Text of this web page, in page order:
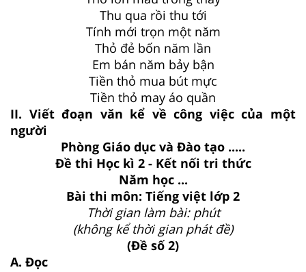
Thu qua rồi thu tới
Tính mới trọn một năm
Thỏ đẻ bốn năm lần
Em bán năm bảy bận
Tiền thỏ mua bút mực
Tiền thỏ may áo quần
II. Viết đoạn văn kể về công việc của một
người
Phòng Giáo dục và Đào tạo .....
Đề thi Học kì 2 - Kết nối tri thức
Năm học ...
Bài thi môn: Tiếng việt lớp 2
Thời gian làm bài: phút
(không kể thời gian phát đề)
(Đề số 2)
A. Đọc